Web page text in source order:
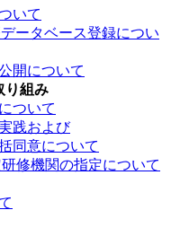
いて
ータベース登録につい
開について
り組み
ついて
践および
同意について
修機関の指定について